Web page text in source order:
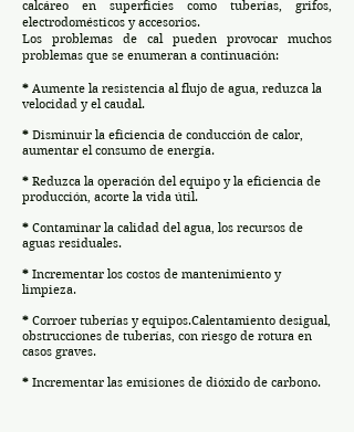
calcáreo en superficies como tuberías, grifos,
electrodomésticos y accesorios.
Los problemas de cal pueden provocar muchos
problemas que se enumeran a continuación:
* Aumente la resistencia al flujo de agua, reduzca la
velocidad y el caudal.
* Disminuir la eficiencia de conducción de calor,
aumentar el consumo de energía.
* Reduzca la operación del equipo y la eficiencia de
producción, acorte la vida útil.
* Contaminar la calidad del agua, los recursos de
aguas residuales.
* Incrementar los costos de mantenimiento y
limpieza.
* Corroer tuberías y equipos.Calentamiento desigual,
obstrucciones de tuberías, con riesgo de rotura en
casos graves.
* Incrementar las emisiones de dióxido de carbono.